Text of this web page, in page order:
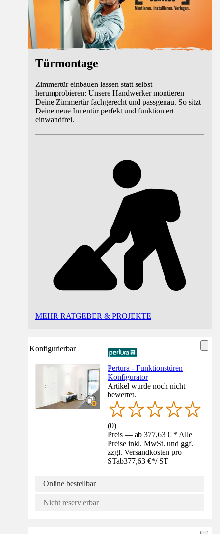
Türmontage
Zimmertür einbauen lassen statt selbst
herumprobieren: Unsere Handwerker montieren
Deine Zimmertür fachgerecht und passgenau. So sitzt
Deine neue Innentür perfekt und funktioniert
einwandfrei.
MEHR RATGEBER & PROJEKTE
Konfigurierbar
Pertura - Funktionstüren
Konfigurator
Artikel wurde noch nicht
bewertet.
(0)
Preis — ab 377,63 € * Alle
Preise inkl. MwSt. und ggf.
zzgl. Versandkosten pro
STab377,63 €*/ ST
Online bestellbar
Nicht reservierbar